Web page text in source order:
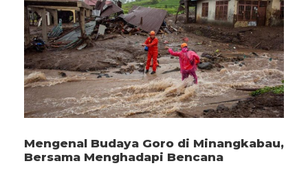
Mengenal Budaya Goro di Minangkabau,
Bersama Menghadapi Bencana